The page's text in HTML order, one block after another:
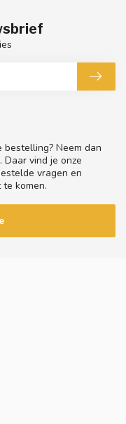
Neem dan
Daar vind je onze
vragen en
komen.